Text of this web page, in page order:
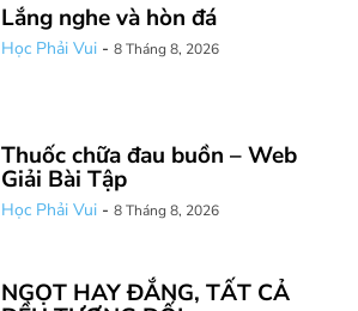
Lắng nghe và hòn đá
Học Phải Vui - 8 Tháng 8, 2026
Thuốc chữa đau buồn – Web
Giải Bài Tập
Học Phải Vui - 8 Tháng 8, 2026
NGỌT HAY ĐẮNG, TẤT CẢ